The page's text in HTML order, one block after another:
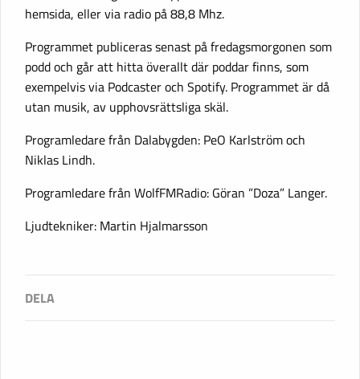
hemsida, eller via radio på 88,8 Mhz.
Programmet publiceras senast på fredagsmorgonen som
podd och går att hitta överallt där poddar finns, som
exempelvis via Podcaster och Spotify. Programmet är då
utan musik, av upphovsrättsliga skäl.
Programledare från Dalabygden: PeO Karlström och
Niklas Lindh.
Programledare från WolfFMRadio: Göran ”Doza” Langer.
Ljudtekniker: Martin Hjalmarsson